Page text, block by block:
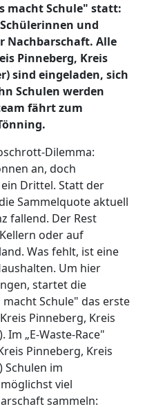
macht Schule" statt:
und
Nachbarschaft. Alle
Pinneberg, Kreis
sind eingeladen, sich
Schulen werden
fährt zum
Dilemma:
an, doch
Drittel. Statt der
Sammelquote aktuell
fallend. Der Rest
oder auf
Was fehlt, ist eine
Um hier
startet die
Schule" das erste
Pinneberg, Kreis
„E-Waste-Race"
Pinneberg, Kreis
Schulen im
viel
sammeln: